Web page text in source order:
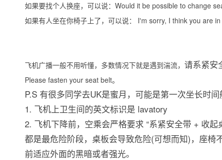
如果要找个人换座，可以说：Would it be possible to change
如果有人坐在你椅子上了，可以说： I'm sorry, I think you are
飞机广播一般不用听懂，多数情况下就是遇到湍流， 请系紧安
Please fasten your seat belt。
P.S 有很多同学去UK是蜜月，可能是第一次坐长时
1. 飞机上卫生间的英文标识是 lavatory
2. 飞机下降前，空乘会严格要求 “系紧安全带 + 收
都是最危险阶段，桌板会导致危险(可想而知)，座
前适应外面的黑暗或者强光。